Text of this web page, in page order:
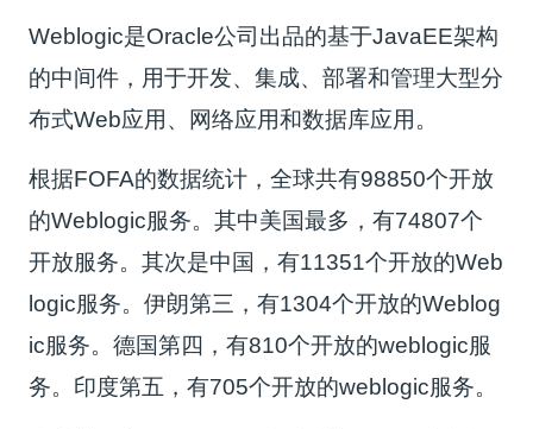
Weblogic是Oracle公司出品的基于JavaEE架构
的中间件，用于开发、集成、部署和管理大型分
布式Web应用、网络应用和数据库应用。
根据FOFA的数据统计，全球共有98850个开放
的Weblogic服务。其中美国最多，有74807个
开放服务。其次是中国，有11351个开放的Web
logic服务。伊朗第三，有1304个开放的Weblog
ic服务。德国第四，有810个开放的weblogic服
务。印度第五，有705个开放的weblogic服务。